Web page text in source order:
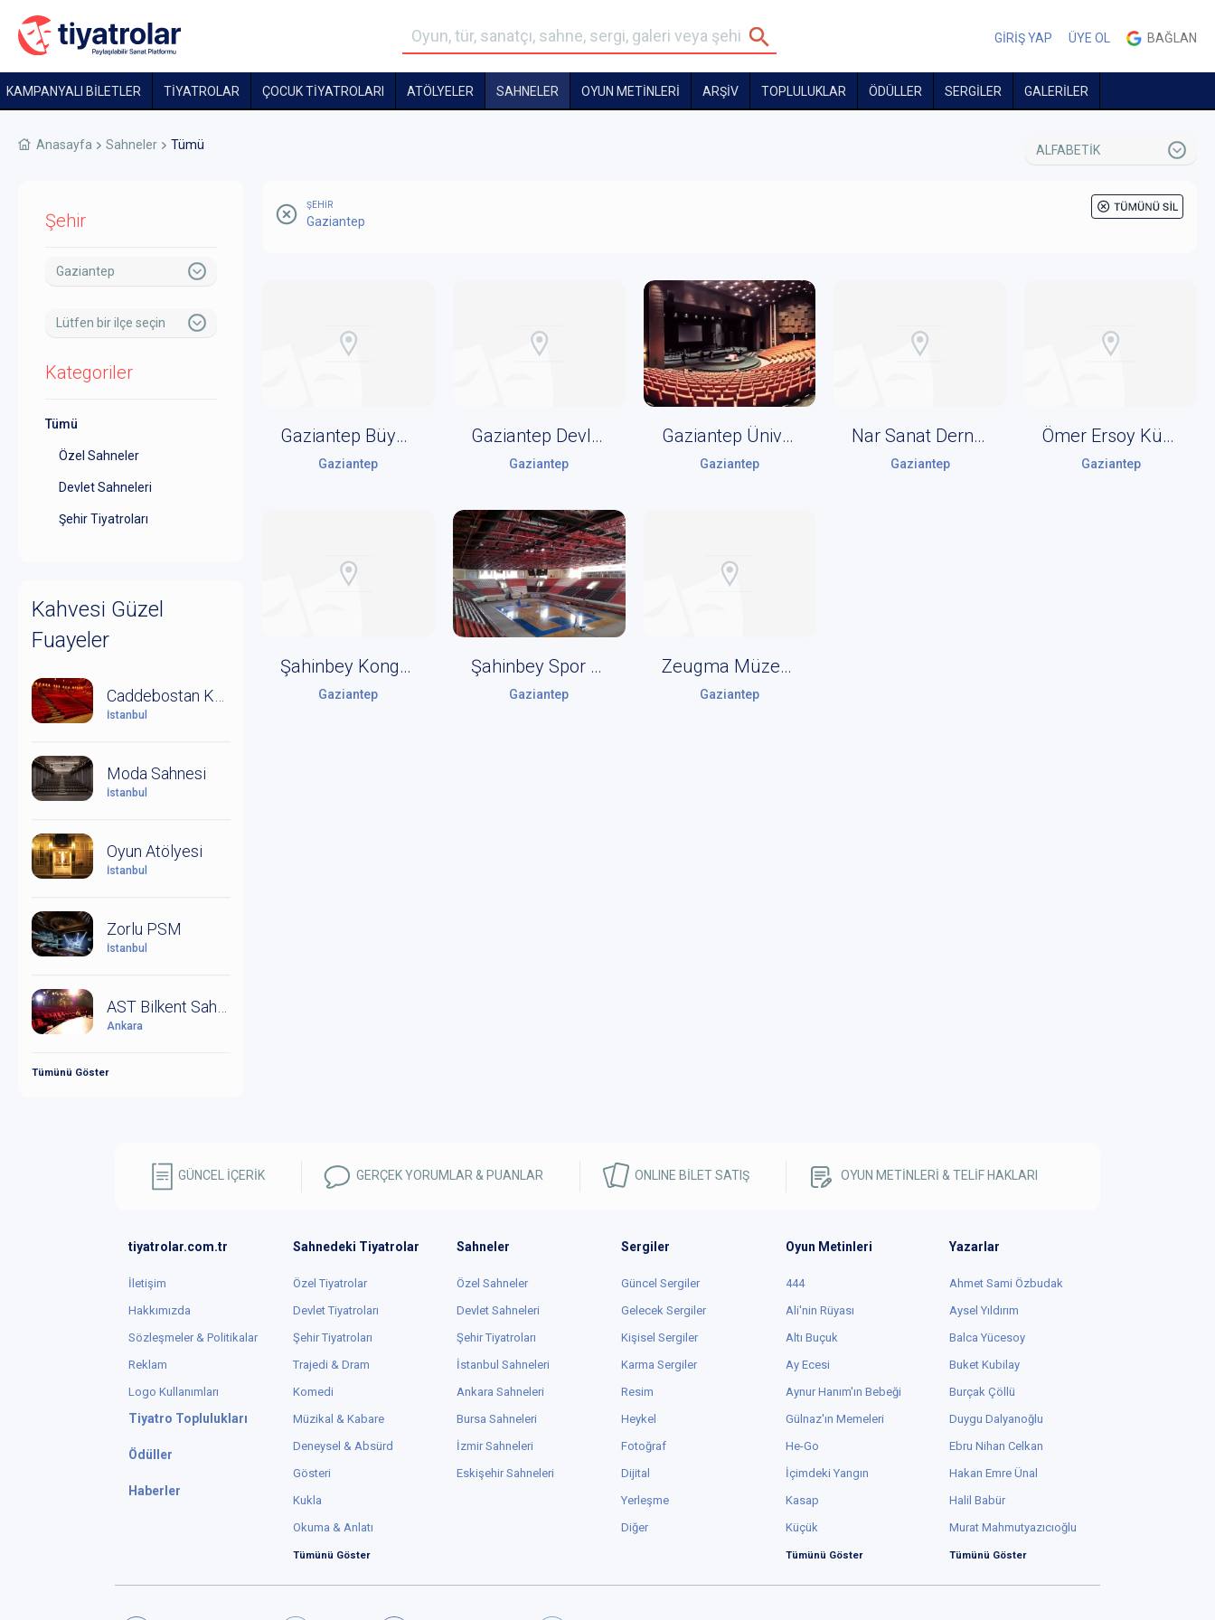
GİRİŞ YAP ÜYE OL BAĞLAN
KAMPANYALI BİLETLER TİYATROLAR ÇOCUK TIYATROLARI ATÖLYELER SAHNELER OYUN METİNLERİ ARŞİV TOPLULUKLAR ÖDÜLLER SERGİLER GALERİLER
Anasayfa Sahneler Tümü ALFABETİK
Şehir
Gaziantep
Lütfen bir ilçe seçin
Kategoriler
Tümü
Özel Sahneler
Devlet Sahneleri
Şehir Tiyatroları
Kahvesi Güzel
Fuayeler
İstanbul
Moda Sahnesi
İstanbul
Oyun Atölyesi
İstanbul
Zorlu PSM
İstanbul
Ankara
Tümünü Göster
ŞEHİR
Gaziantep
Gaziantep Büyükşehir Belediyesi Şehir Tiyatrosu Onat Kutlar Sahnesi
Gaziantep
Gaziantep Devlet Tiyatrosu - Şehit Kamil Sahnesi
Gaziantep
Gaziantep Üniversitesi Mâvera Kongre ve Sanat Merkezi
Gaziantep
Nar Sanat Derneği
Gaziantep
Ömer Ersoy Kültür Merkezi
Gaziantep
Şahinbey Kongre ve Sanat Merkezi
Gaziantep
Şahinbey Spor Salonu
Gaziantep
Zeugma Müzesi Kültür Merkezi
Gaziantep
GÜNCEL İÇERİK GERÇEK YORUMLAR & PUANLAR ONLINE BİLET SATIŞ OYUN METİNLERİ & TELİF HAKLARI
tiyatrolar.com.tr
İletişim
Hakkımızda
Sözleşmeler & Politikalar
Reklam
Logo Kullanımları
Tiyatro Toplulukları
Ödüller
Haberler
Sahnedeki Tiyatrolar
Özel Tiyatrolar
Devlet Tiyatroları
Şehir Tiyatroları
Trajedi & Dram
Komedi
Müzikal & Kabare
Deneysel & Absürd
Gösteri
Kukla
Okuma & Anlatı
Tümünü Göster
Sahneler
Özel Sahneler
Devlet Sahneleri
Şehir Tiyatroları
İstanbul Sahneleri
Ankara Sahneleri
Bursa Sahneleri
İzmir Sahneleri
Eskişehir Sahneleri
Sergiler
Güncel Sergiler
Gelecek Sergiler
Kişisel Sergiler
Karma Sergiler
Resim
Heykel
Fotoğraf
Dijital
Yerleşme
Diğer
Oyun Metinleri
444
Ali'nin Rüyası
Altı Buçuk
Ay Ecesi
Aynur Hanım'ın Bebeği
Gülnaz'ın Memeleri
He-Go
İçimdeki Yangın
Kasap
Küçük
Tümünü Göster
Yazarlar
Ahmet Sami Özbudak
Aysel Yıldırım
Balca Yücesoy
Buket Kubilay
Burçak Çöllü
Duygu Dalyanoğlu
Ebru Nihan Celkan
Hakan Emre Ünal
Halil Babür
Murat Mahmutyazıcıoğlu
Tümünü Göster